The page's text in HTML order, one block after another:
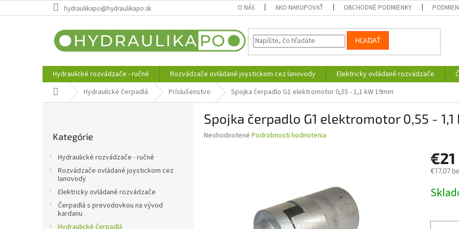
na
hydraulikapo@hydraulikapo.sk O NÁS AKO NAKUPOVAŤ OBCHODNÉ PODMIENKY
HĽADAŤ
Hydraulické rozvádzače - ručné Rozvádzače ovládané joystickom cez lanovody Elektricky ovládané rozvádzače
DomovHydraulické čerpadlá Príslušenstvo Spojka čerpadlo G1 elektromotor 0,55 - 1,1 kW 19mm
kategórie
Kategórie
Hydraulické rozvádzače - ručné
Rozvádzače ovládané joystickom cez
lanovody
Elektricky ovládané rozvádzače
Čerpadlá s prevodovkou na vývod
kardanu
Hydraulické čerpadlá
Spojka čerpadlo G1 elektromotor 0,55 - 1,1
Priemerné
Neohodnotené Podrobnosti hodnotenia
€21
€17,07
cena: